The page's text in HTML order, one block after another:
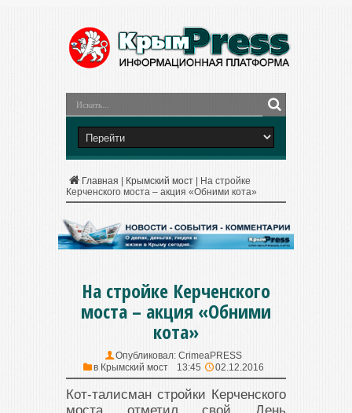
Главная Крымский мост
На стройке
Керченского моста – акция «Обними кота»
На стройке Керченского
моста – акция «Обними
кота»
Опубликовал: CrimeaPRESS
в Крымский мост 13:45 02.12.2016
Кот-талисман стройки Керченского